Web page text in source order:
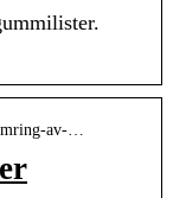
av-…